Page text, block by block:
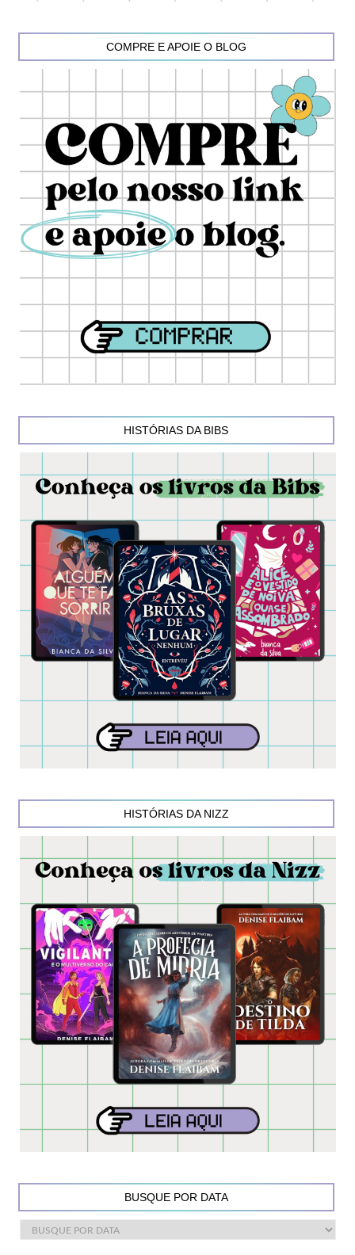
COMPRE E APOIE O BLOG
HISTÓRIAS DA BIBS
HISTÓRIAS DA NIZZ
BUSQUE POR DATA